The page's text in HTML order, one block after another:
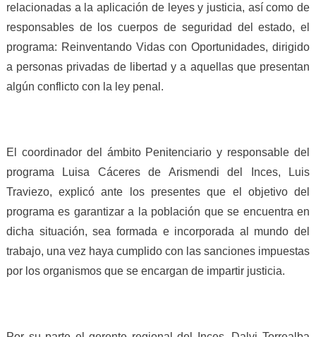
relacionadas a la aplicación de leyes y justicia, así como de
responsables de los cuerpos de seguridad del estado, el
programa: Reinventando Vidas con Oportunidades, dirigido
a personas privadas de libertad y a aquellas que presentan
algún conflicto con la ley penal.
El coordinador del ámbito Penitenciario y responsable del
programa Luisa Cáceres de Arismendi del Inces, Luis
Traviezo, explicó ante los presentes que el objetivo del
programa es garantizar a la población que se encuentra en
dicha situación, sea formada e incorporada al mundo del
trabajo, una vez haya cumplido con las sanciones impuestas
por los organismos que se encargan de impartir justicia.